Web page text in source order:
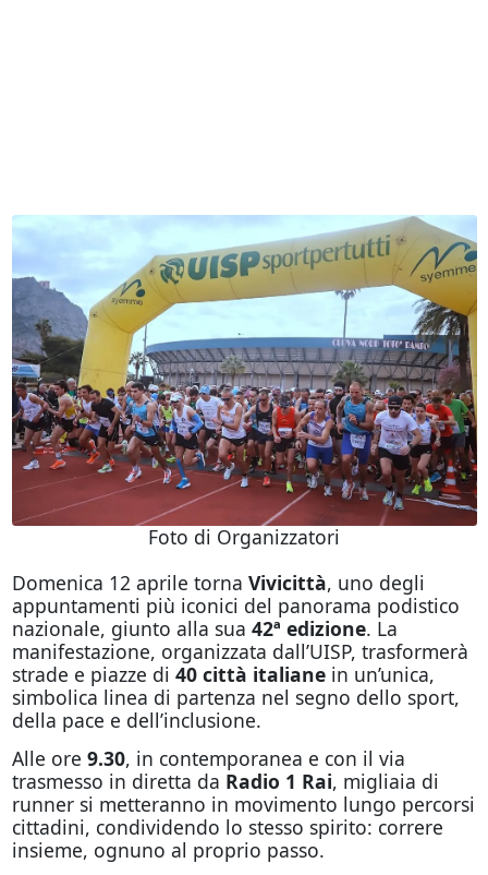
Foto di Organizzatori
Domenica 12 aprile torna Vivicittà, uno degli
appuntamenti più iconici del panorama podistico
nazionale, giunto alla sua 42ª edizione. La
manifestazione, organizzata dall’UISP, trasformerà
strade e piazze di 40 città italianein un’unica,
simbolica linea di partenza nel segno dello sport,
della pace e dell’inclusione.
Alle ore 9.30, in contemporanea e con il via
trasmesso in diretta da Radio 1 Rai, migliaia di
runner si metteranno in movimento lungo percorsi
cittadini, condividendo lo stesso spirito: correre
insieme, ognuno al proprio passo.